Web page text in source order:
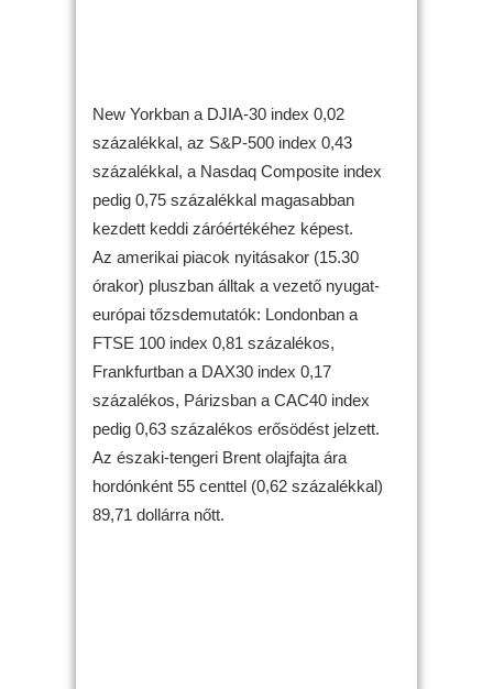
New Yorkban a DJIA-30 index 0,02
százalékkal, az S&P-500 index 0,43
százalékkal, a Nasdaq Composite index
pedig 0,75 százalékkal magasabban
kezdett keddi záróértékéhez képest.
Az amerikai piacok nyitásakor (15.30
órakor) pluszban álltak a vezető nyugat-
európai tőzsdemutatók: Londonban a
FTSE 100 index 0,81 százalékos,
Frankfurtban a DAX30 index 0,17
százalékos, Párizsban a CAC40 index
pedig 0,63 százalékos erősödést jelzett.
Az északi-tengeri Brent olajfajta ára
hordónként 55 centtel (0,62 százalékkal)
89,71 dollárra nőtt.